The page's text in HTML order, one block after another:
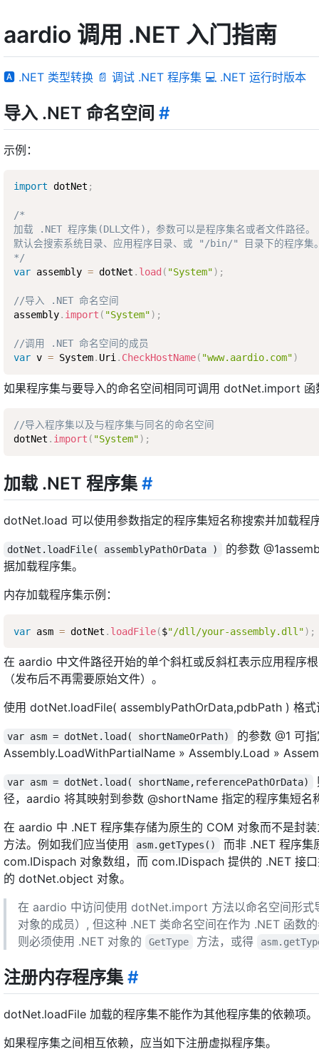
aardio 调用 .NET 入门指南
🅰 .NET 类型转换 📄 调试 .NET 程序集 💻 .NET 运行时版本
导入 .NET 命名空间 #
示例：
import dotNet ;
/*
加载 .NET 程序集(DLL文件)，参数可以是程序集名或者文件路径。
默认会搜索系统目录、应用程序目录、或 "/bin/" 目录下的程序集
*/
var assembly = dotNet . load ( "System") ;
//导入 .NET 命名空间
assembly. import ( "System") ;
//调用 .NET 命名空间的成员
var v = System. Uri. CheckHostName( "www.aardio.com")
如果程序集与要导入的命名空间相同可调用 dotNet.import 函
//导入程序集以及与程序集与同名的命名空间
dotNet . import ( "System") ;
加载 .NET 程序集#
dotNet.load 可以使用参数指定的程序集短名称搜索并加载
dotNet.loadFile( assemblyPathOrData )
的参数
据加载程序集。
内存加载程序集示例：
var asm = dotNet . loadFile($"/dll/your-assembly.dll") ;
在 aardio 中文件路径开始的单个斜杠或反斜杠表示应用程序
（发布后不再需要原始文件）。
使用 dotNet.loadFile( assemblyPathOrData,pdbPath ) 格
var asm = dotNet.load( shortNameOrPath)
的参数 @1 可
Assembly.LoadWithPartialName » Assembly.Load »
var asm = dotNet.load( shortName,referencePathOrData)
径，aardio 将其映射到参数 @shortName 指定的程序集短名
在 aardio 中 .NET 程序集存储为原生的 COM 对象而不是封
方法。例如我们应当使用
asm.getTypes()
而非 .NET 程序集
com.IDispach 对象数组，而 com.IDispach 提供的 .NET 接
的 dotNet.object 对象。
在 aardio 中访问使用 dotNet.import 方法以命名空间形式
对象的成员）, 但这种 .NET 类命名空间在作为 .NET 函数
则必须使用 .NET 对象的
GetType 方法，或得
注册内存程序集#
dotNet.loadFile 加载的程序集不能作为其他程序集的依赖项。
如果程序集之间相互依赖，应当如下注册虚拟程序集。